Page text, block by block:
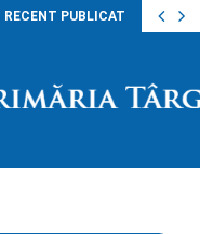
RECENT PUBLICAT